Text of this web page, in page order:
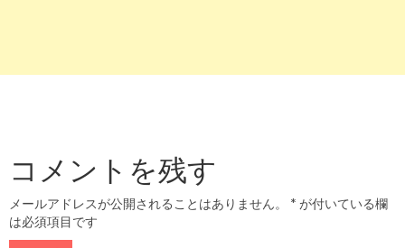
コメントを残す
メールアドレスが公開されることはありません。 * が付いている欄
は必須項目です